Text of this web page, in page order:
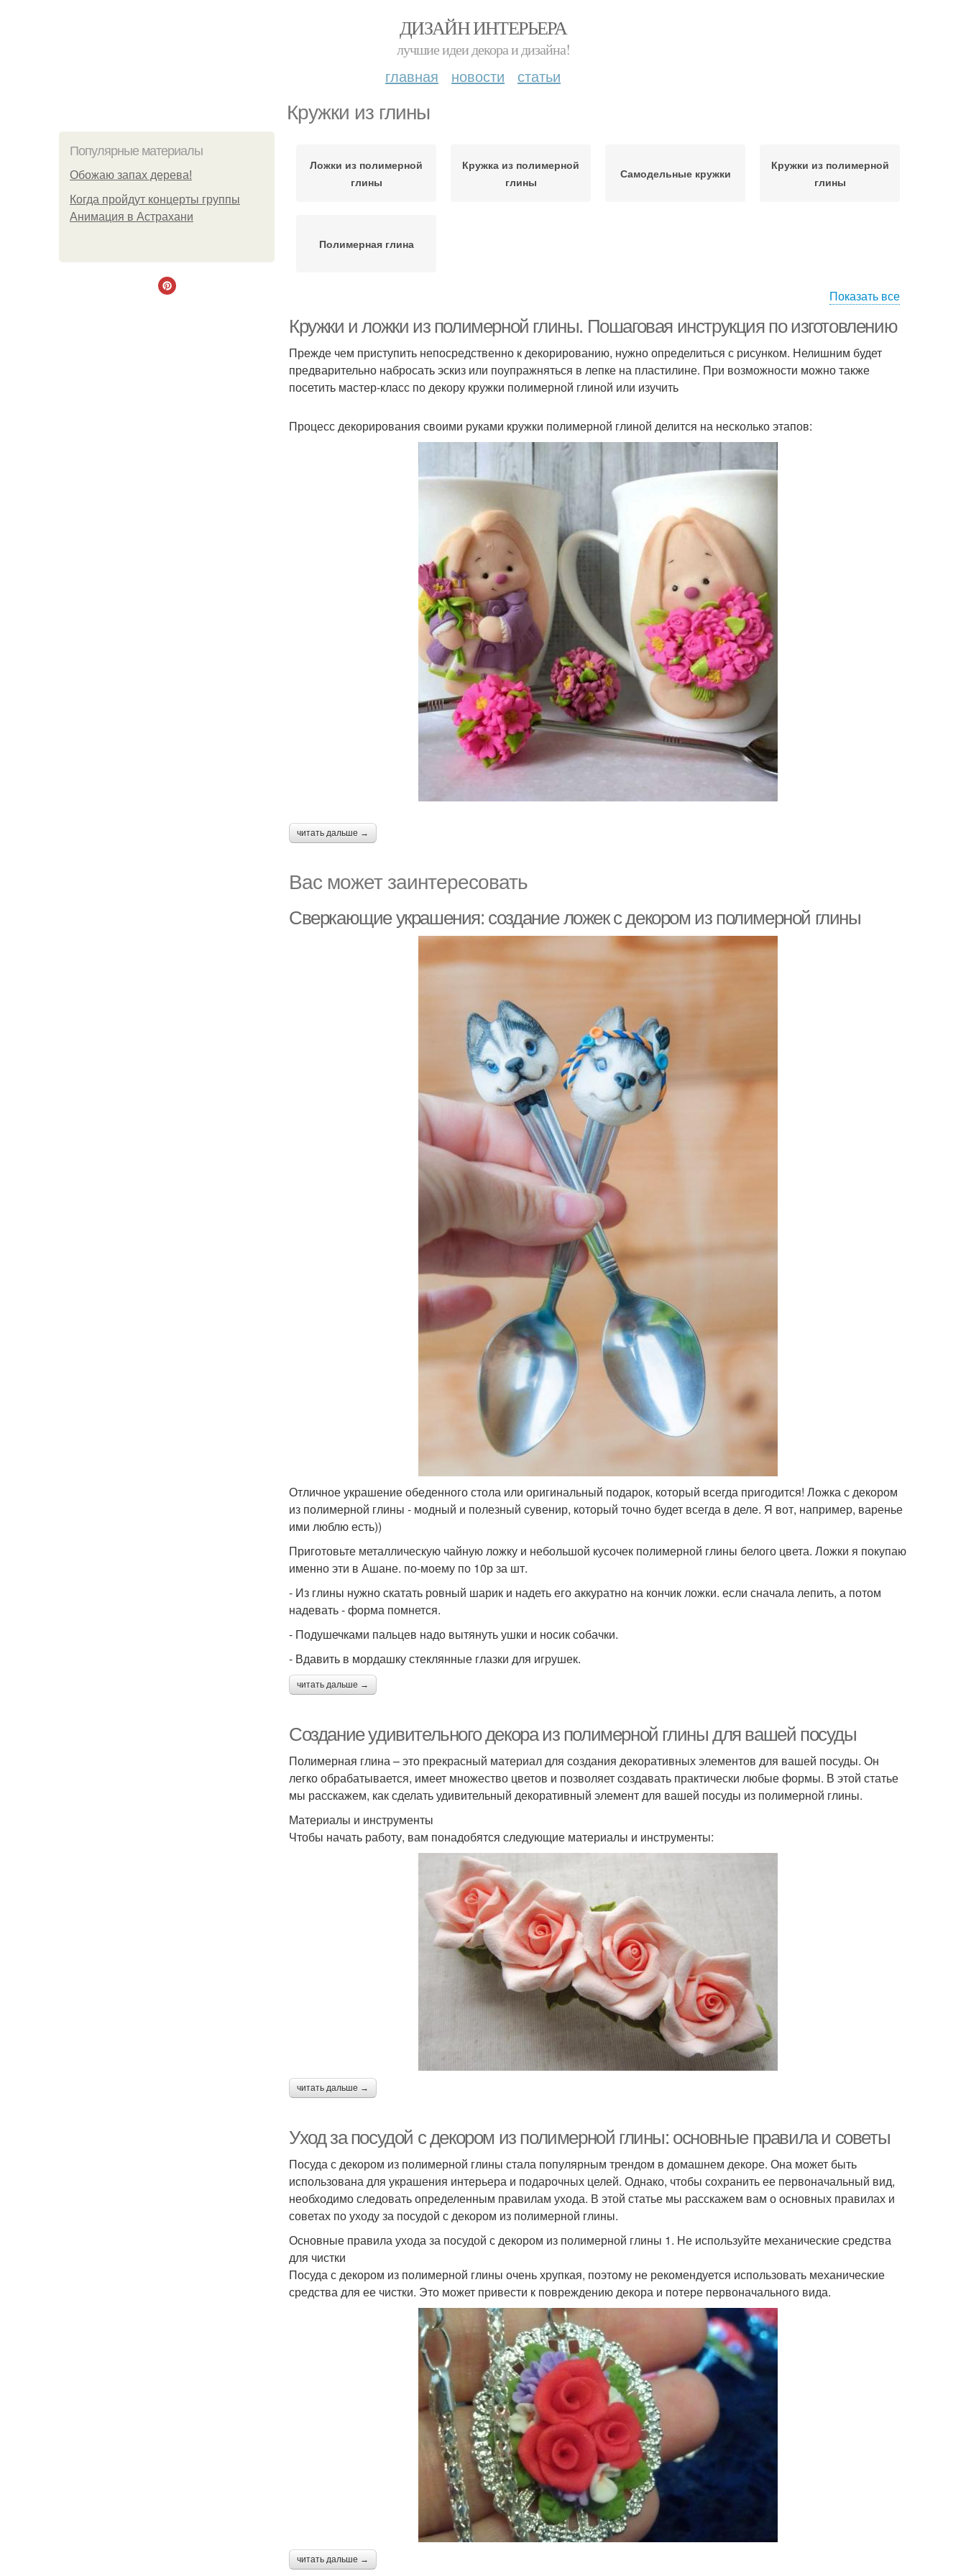
ДИЗАЙН ИНТЕРЬЕРА
лучшие идеи декора и дизайна!
главная новости статьи
Кружки из глины
Популярные материалы
Обожaю зaпах деpева!
Когда пройдут концерты группы
Анимация в Астрахани
Ложки из полимерной
глины
Кружка из полимерной
глины
Самодельные кружки
Кружки из полимерной
глины
Полимерная глина
Показать все
Кружки и ложки из полимерной глины. Пошаговая инструкция по изготовлению
Прежде чем приступить непосредственно к декорированию, нужно определиться с рисунком. Нелишним будет
предварительно набросать эскиз или поупражняться в лепке на пластилине. При возможности можно также
посетить мастер-класс по декору кружки полимерной глиной или изучить
Процесс декорирования своими руками кружки полимерной глиной делится на несколько этапов:
читать дальше →
Вас может заинтересовать
Сверкающие украшения: создание ложек с декором из полимерной глины
Отличное украшение обеденного стола или оригинальный подарок, который всегда пригодится! Ложка с декором
из полимерной глины - модный и полезный сувенир, который точно будет всегда в деле. Я вот, например, варенье
ими люблю есть))
Приготовьте металлическую чайную ложку и небольшой кусочек полимерной глины белого цвета. Ложки я покупаю
именно эти в Ашане. по-моему по 10р за шт.
- Из глины нужно скатать ровный шарик и надеть его аккуратно на кончик ложки. если сначала лепить, а потом
надевать - форма помнется.
- Подушечками пальцев надо вытянуть ушки и носик собачки.
- Вдавить в мордашку стеклянные глазки для игрушек.
читать дальше →
Создание удивительного декора из полимерной глины для вашей посуды
Полимерная глина – это прекрасный материал для создания декоративных элементов для вашей посуды. Он
легко обрабатывается, имеет множество цветов и позволяет создавать практически любые формы. В этой статье
мы расскажем, как сделать удивительный декоративный элемент для вашей посуды из полимерной глины.
Материалы и инструменты
Чтобы начать работу, вам понадобятся следующие материалы и инструменты:
читать дальше →
Уход за посудой с декором из полимерной глины: основные правила и советы
Посуда с декором из полимерной глины стала популярным трендом в домашнем декоре. Она может быть
использована для украшения интерьера и подарочных целей. Однако, чтобы сохранить ее первоначальный вид,
необходимо следовать определенным правилам ухода. В этой статье мы расскажем вам о основных правилах и
советах по уходу за посудой с декором из полимерной глины.
Основные правила ухода за посудой с декором из полимерной глины 1. Не используйте механические средства
для чистки
Посуда с декором из полимерной глины очень хрупкая, поэтому не рекомендуется использовать механические
средства для ее чистки. Это может привести к повреждению декора и потере первоначального вида.
читать дальше →